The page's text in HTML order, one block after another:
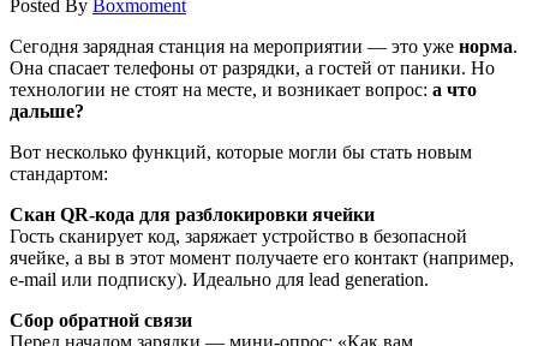
Posted By Boxmoment
Сегодня зарядная станция на мероприятии — это уже норма.
Она спасает телефоны от разрядки, а гостей от паники. Но
технологии не стоят на месте, и возникает вопрос: а что
дальше?
Вот несколько функций, которые могли бы стать новым
стандартом:
Скан QR-кода для разблокировки ячейки
Гость сканирует код, заряжает устройство в безопасной
ячейке, а вы в этот момент получаете его контакт (например,
e-mail или подписку). Идеально для lead generation.
Сбор обратной связи